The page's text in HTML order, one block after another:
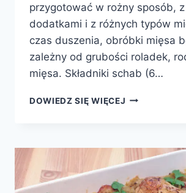
przygotować w rożny sposób,
dodatkami i z różnych typów
czas duszenia, obróbki mięsa
zależny od grubości roladek,
mięsa. Składniki schab (6…
DOWIEDZ SIĘ WIĘCEJ ROLADKI